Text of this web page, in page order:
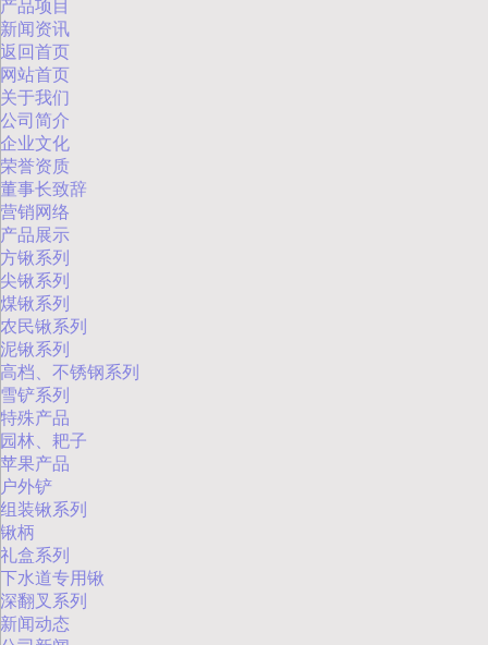
产品项目
新闻资讯
返回首页
网站首页
关于我们
公司简介
企业文化
荣誉资质
董事长致辞
营销网络
产品展示
方锹系列
尖锹系列
煤锹系列
农民锹系列
泥锹系列
高档、不锈钢系列
雪铲系列
特殊产品
园林、耙子
苹果产品
户外铲
组装锹系列
锹柄
礼盒系列
下水道专用锹
深翻叉系列
新闻动态